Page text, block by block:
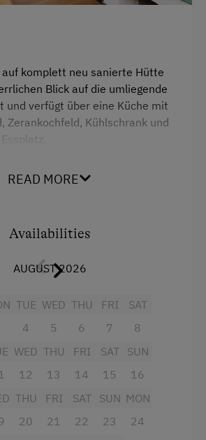
the Property
Pastures
& Mountain Cabins
auf komplett neu sanierte Hütte
Blick auf die umliegende
und verfügt über eine Küche mit
Zerankochfeld, Kühlschrank und
und die gemütliche Wohnstube
und ein schönes Balkonzimmer
linens available
READ MORE
Availabilities
AUGUST 2026
TUE
4
WED
5
THU
6
FRI
7
SAT
8
WED
12
THU
13
FRI
14
SAT
15
SUN
16
THU
20
FRI
21
SAT
22
SUN
23
MON
24